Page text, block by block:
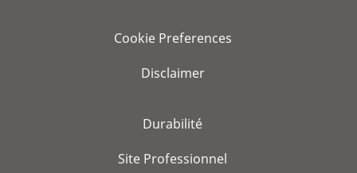
Cookie Preferences
Disclaimer
Durabilité
Site Professionnel